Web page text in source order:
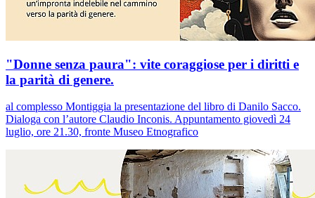
"Donne senza paura": vite coraggiose per i diritti e
la parità di genere.
al complesso Montiggia la presentazione del libro di Danilo Sacco.
Dialoga con l’autore Claudio Inconis. Appuntamento giovedì 24
luglio, ore 21.30, fronte Museo Etnografico